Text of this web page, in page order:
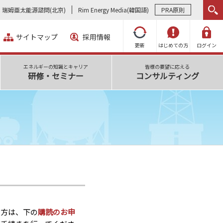
瑞姆亜太能源諮問(北京) Rim Energy Media(韓国語) PRA原則
更新 はじめての方 ログイン
サイトマップ 採用情報
エネルギーの知識とキャリア
研修・セミナー
皆様の要望に応える
コンサルティング
は、下の購読のお申